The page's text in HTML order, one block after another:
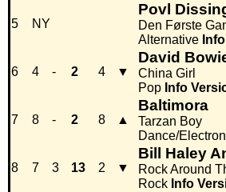
5 NY
Povl
Den Første
Alternative Info
6 4 - 2 4 ▼
David
China Girl
Pop Info
7 8 - 2 8 ▲
Baltimora
Tarzan Boy
Dance/
8 7 3 13 2 ▼
Bill Haley
Rock Around
Rock Info